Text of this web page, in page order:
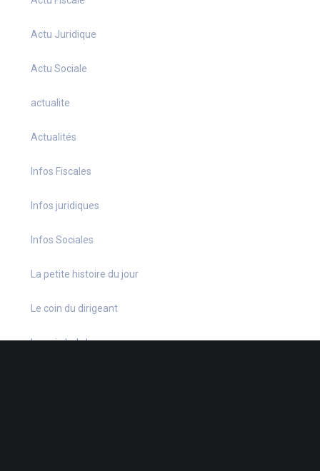
Actu Juridique
Actu Sociale
actualite
Actualités
Infos Fiscales
Infos juridiques
Infos Sociales
La petite histoire du jour
Le coin du dirigeant
Le quiz hebdo